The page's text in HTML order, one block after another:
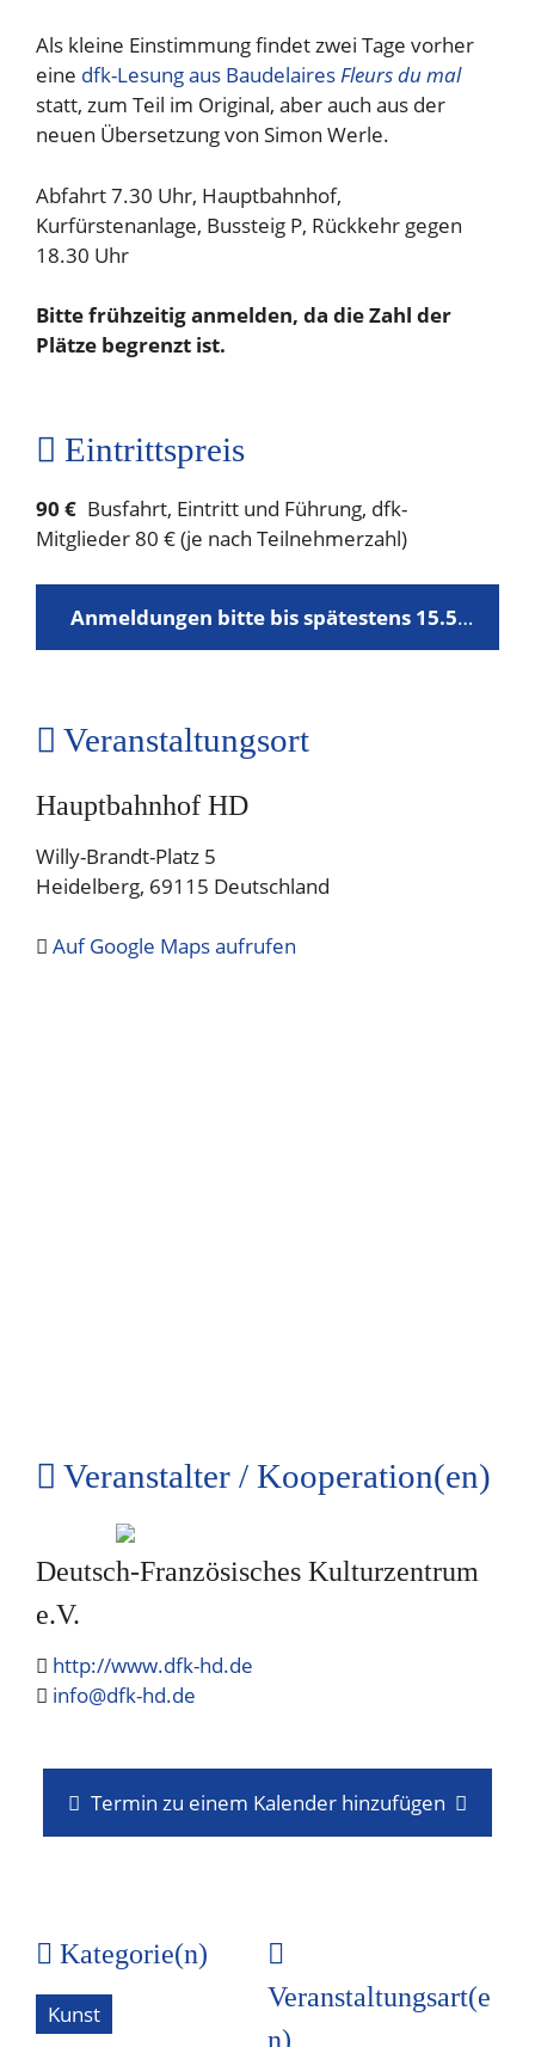
Als kleine Einstimmung findet zwei Tage vorher
eine dfk-Lesung aus BaudelairesFleurs du mal
statt, zum Teil im Original, aber auch aus der
neuen Übersetzung von Simon Werle.
Abfahrt 7.30 Uhr, Hauptbahnhof,
Kurfürstenanlage, Bussteig P, Rückkehr gegen
18.30 Uhr
Bitte frühzeitig anmelden, da die Zahl der
Plätze begrenzt ist.
Eintrittspreis
90 € Busfahrt, Eintritt und Führung, dfk-
Mitglieder 80 € (je nach Teilnehmerzahl)
Anmeldungen bitte bis spätestens 15.5.2024 per E-Mail
Veranstaltungsort
Hauptbahnhof HD
Willy-Brandt-Platz 5
Heidelberg, 69115 Deutschland
Auf Google Maps aufrufen
Veranstalter / Kooperation(en)
Deutsch-Französisches Kulturzentrum
e.V.
http://www.dfk-hd.de
info@dfk-hd.de
Termin zu einem Kalender hinzufügen
Kategorie(n)
Kunst
Veranstaltungsart(e
n)